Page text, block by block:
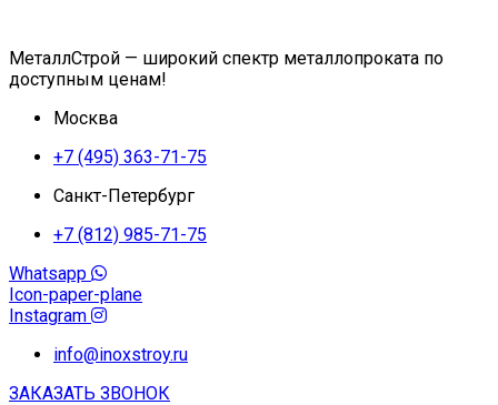
МеталлСтрой — широкий спектр металлопроката по
доступным ценам!
Москва
+7 (495) 363-71-75
Санкт-Петербург
+7 (812) 985-71-75
Whatsapp
Icon-paper-plane
Instagram
info@inoxstroy.ru
ЗАКАЗАТЬ ЗВОНОК